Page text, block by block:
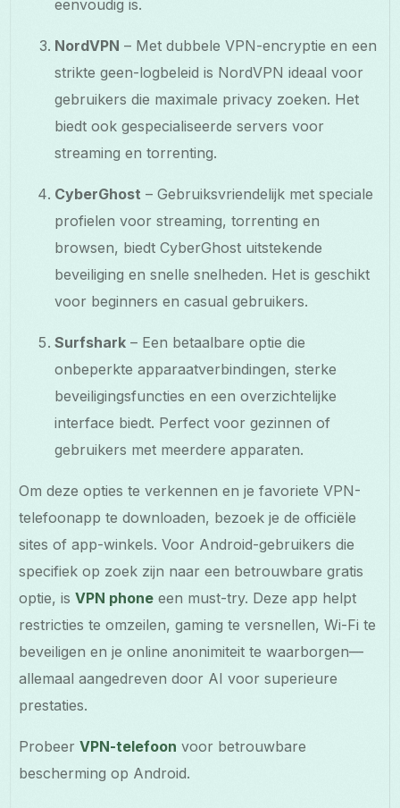
eenvoudig is.
NordVPN – Met dubbele VPN-encryptie en een
strikte geen-logbeleid is NordVPN ideaal voor
gebruikers die maximale privacy zoeken. Het
biedt ook gespecialiseerde servers voor
streaming en torrenting.
CyberGhost – Gebruiksvriendelijk met speciale
profielen voor streaming, torrenting en
browsen, biedt CyberGhost uitstekende
beveiliging en snelle snelheden. Het is geschikt
voor beginners en casual gebruikers.
Surfshark – Een betaalbare optie die
onbeperkte apparaatverbindingen, sterke
beveiligingsfuncties en een overzichtelijke
interface biedt. Perfect voor gezinnen of
gebruikers met meerdere apparaten.
Om deze opties te verkennen en je favoriete VPN-
telefoonapp te downloaden, bezoek je de officiële
sites of app-winkels. Voor Android-gebruikers die
specifiek op zoek zijn naar een betrouwbare gratis
optie, isVPN phone een must-try. Deze app helpt
restricties te omzeilen, gaming te versnellen, Wi-Fi te
beveiligen en je online anonimiteit te waarborgen—
allemaal aangedreven door AI voor superieure
prestaties.
ProbeerVPN-telefoon voor betrouwbare
bescherming op Android.